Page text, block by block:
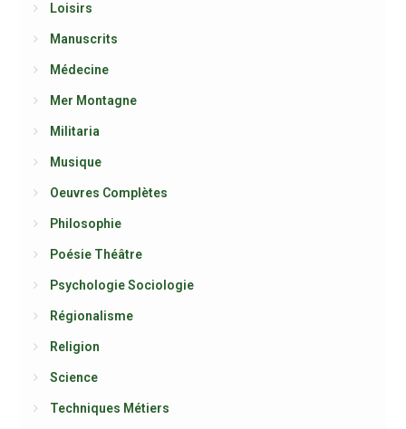
Loisirs
Manuscrits
Médecine
Mer Montagne
Militaria
Musique
Oeuvres Complètes
Philosophie
Poésie Théâtre
Psychologie Sociologie
Régionalisme
Religion
Science
Techniques Métiers